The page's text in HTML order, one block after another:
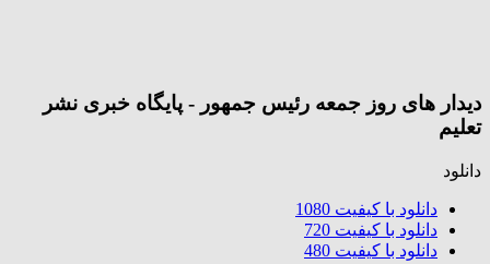
دیدار های روز جمعه رئیس جمهور - پایگاه خبری نشر
تعلیم
دانلود
دانلود با کیفیت 1080
دانلود با کیفیت 720
دانلود با کیفیت 480